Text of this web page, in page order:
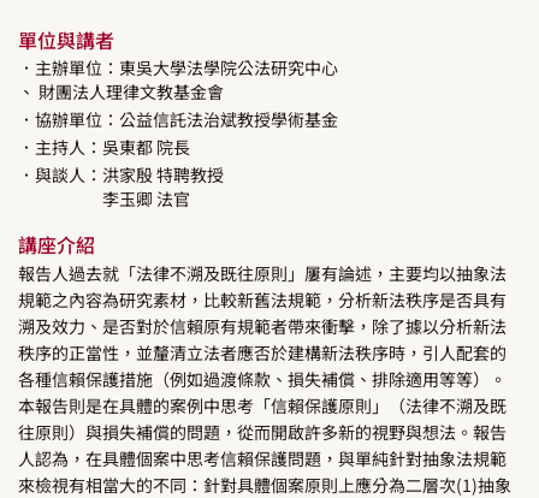
單位與講者
．主辦單位：東吳大學法學院公法研究中心
、 財團法人理律文教基金會
．協辦單位：公益信託法治斌教授學術基金
．主持人： 吳東都 院長
．與談人： 洪家殷特聘教授
李玉卿 法官
講座介紹
報告人過去就「法律不溯及既往原則」屢有論述，主要均以抽象法
規範之內容為研究素材，比較新舊法規範，分析新法秩序是否具有
溯及效力、是否對於信賴原有規範者帶來衝擊，除了據以分析新法
秩序的正當性，並釐清立法者應否於建構新法秩序時，引人配套的
各種信賴保護措施（例如過渡條款、損失補償、排除適用等等）。
本報告則是在具體的案例中思考「信賴保護原則」（法律不溯及既
往原則）與損失補償的問題，從而開啟許多新的視野與想法。報告
人認為，在具體個案中思考信賴保護問題，與單純針對抽象法規範
來檢視有相當大的不同：針對具體個案原則上應分為二層次(1)抽象